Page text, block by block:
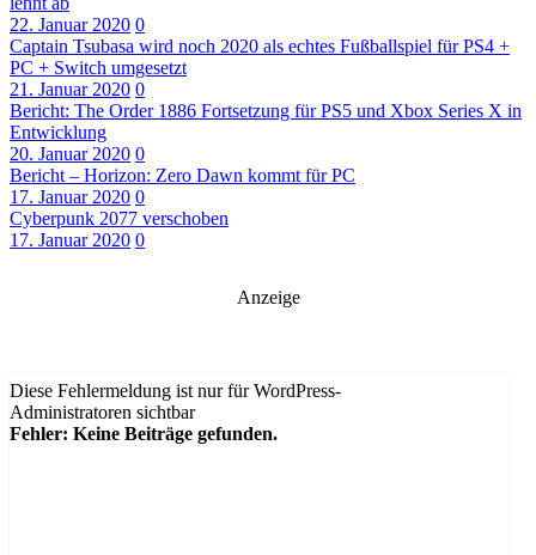
22. Januar 2020 0
Captain Tsubasa wird noch 2020 als echtes Fußballspiel für PS4 +
PC + Switch umgesetzt
21. Januar 2020 0
Bericht: The Order 1886 Fortsetzung für PS5 und Xbox Series X in
Entwicklung
20. Januar 2020 0
Bericht – Horizon: Zero Dawn kommt für PC
17. Januar 2020 0
Cyberpunk 2077 verschoben
17. Januar 2020 0
Anzeige
Diese Fehlermeldung ist nur für WordPress-
Administratoren sichtbar
Fehler: Keine Beiträge gefunden.